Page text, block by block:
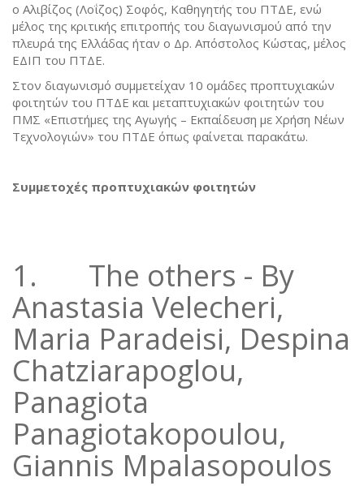
ο Αλιβίζος (Λοΐζος) Σοφός, Καθηγητής του ΠΤΔΕ, ενώ
μέλος της κριτικής επιτροπής του διαγωνισμού από την
πλευρά της Ελλάδας ήταν ο Δρ. Απόστολος Κώστας, μέλος
ΕΔΙΠ του ΠΤΔΕ.
Στον διαγωνισμό συμμετείχαν 10 ομάδες προπτυχιακών
φοιτητών του ΠΤΔΕ και μεταπτυχιακών φοιτητών του
ΠΜΣ «Επιστήμες της Αγωγής – Εκπαίδευση με Χρήση Νέων
Τεχνολογιών» του ΠΤΔΕ όπως φαίνεται παρακάτω.
Συμμετοχές προπτυχιακών φοιτητών
1. The others - By
Anastasia Velecheri,
Maria Paradeisi, Despina
Chatziarapoglou,
Panagiota
Panagiotakopoulou,
Giannis Mpalasopoulos